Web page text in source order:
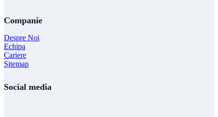
Companie
Despre Noi
Echipa
Cariere
Sitemap
Social media